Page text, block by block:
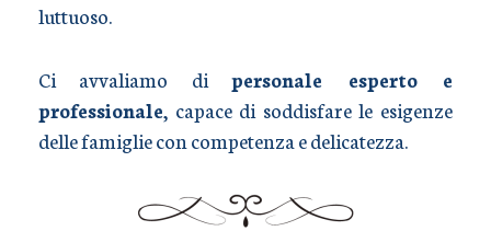
luttuoso.
Ci avvaliamo dipersonale esperto e
professionale, capace di soddisfare le esigenze
delle famiglie con competenza e delicatezza.